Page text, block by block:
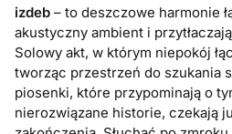
izdeb – to deszczowe harmonie
akustyczny ambient i
Solowy akt, w którym niepokój
tworząc przestrzeń do szukania
piosenki, które przypominają o
nierozwiązane historie, czekają